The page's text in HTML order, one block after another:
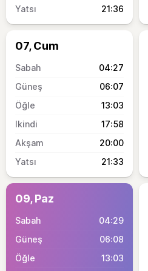
21:36
07, Cum
04:27
06:07
13:03
17:58
20:00
21:33
09, Paz
04:29
06:08
13:03